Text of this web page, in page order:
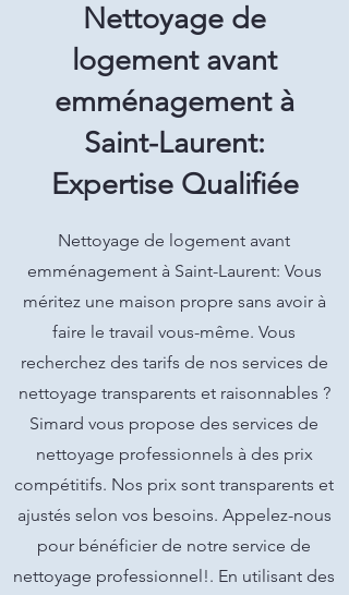
Nettoyage de
logement avant
emménagement à
Saint-Laurent:
Expertise Qualifiée
Nettoyage de logement avant
emménagement à Saint-Laurent: Vous
méritez une maison propre sans avoir à
faire le travail vous-même. Vous
recherchez des tarifs de nos services de
nettoyage transparents et raisonnables ?
Simard vous propose des services de
nettoyage professionnels à des prix
compétitifs. Nos prix sont transparents et
ajustés selon vos besoins. Appelez-nous
pour bénéficier de notre service de
nettoyage professionnel!. En utilisant des